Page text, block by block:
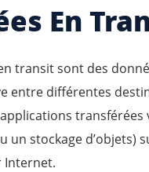
En
transit sont des
entre différentes
transférées
un stockage d’objets)
Internet.